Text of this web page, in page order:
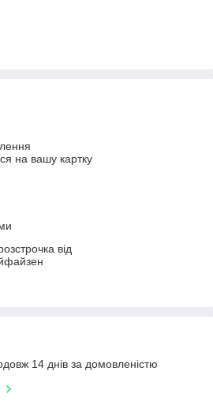
на вашу картку
від
14 днів за домовленістю